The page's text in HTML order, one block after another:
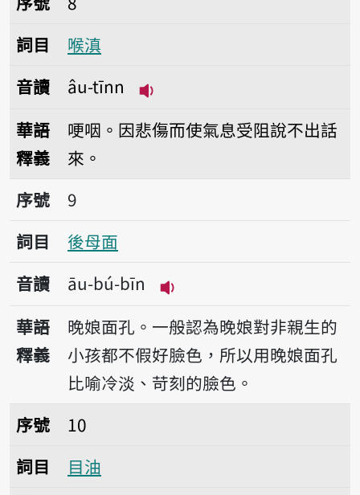
詞目
喉滇
音讀
âu-tīnn
華語
釋義
哽咽。因悲傷而使氣息受阻說不出話
來。
序號9後母面
序號
9
詞目
後母面
音讀
āu-bú-bīn
播放音讀āu-bú-bīn
華語
釋義
晚娘面孔。一般認為晚娘對非親生的
小孩都不假好臉色，所以用晚娘面孔
比喻冷淡、苛刻的臉色。
序號10目油
序號
10
詞目
目油